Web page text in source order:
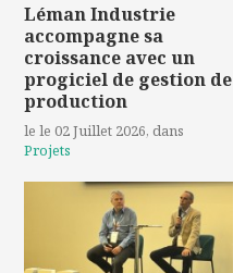
Léman Industrie
accompagne sa
croissance avec un
progiciel de gestion de
production
le le 02 Juillet 2026, dans
Projets